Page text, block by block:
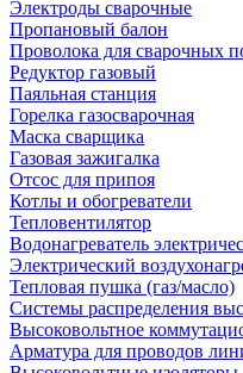
Электроды сварочные
Пропановый балон
Проволока для сварочных
Редуктор газовый
Паяльная станция
Горелка газосварочная
Маска сварщика
Газовая зажигалка
Отсос для припоя
Котлы и обогреватели
Тепловентилятор
Водонагреватель
Электрический
Тепловая пушка (газ/масло)
Системы распределения
Высоковольтное
Арматура для проводов